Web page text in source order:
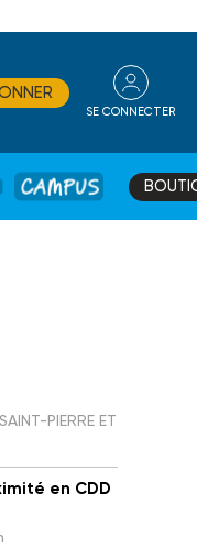
SE CONNECTER
CAMPUS
PIERRE ET
en CDD